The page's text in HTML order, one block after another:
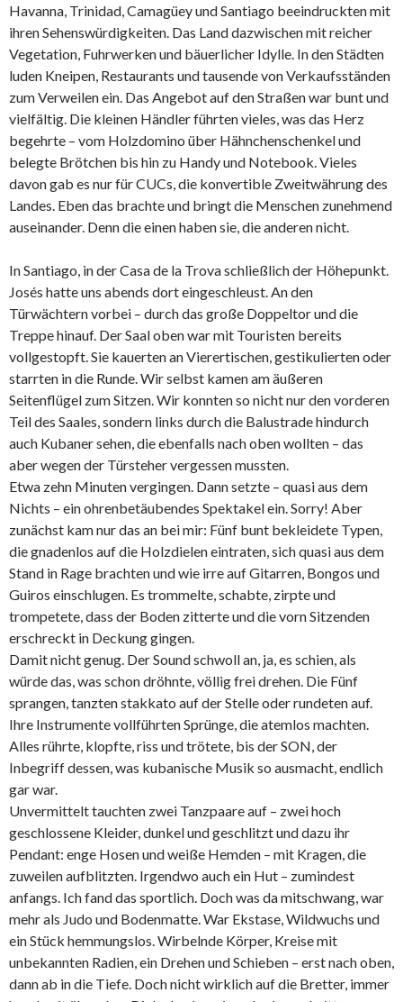
Havanna, Trinidad, Camagüey und Santiago beeindruckten mit
ihren Sehenswürdigkeiten. Das Land dazwischen mit reicher
Vegetation, Fuhrwerken und bäuerlicher Idylle. In den Städten
luden Kneipen, Restaurants und tausende von Verkaufsständen
zum Verweilen ein. Das Angebot auf den Straßen war bunt und
vielfältig. Die kleinen Händler führten vieles, was das Herz
begehrte – vom Holzdomino über Hähnchenschenkel und
belegte Brötchen bis hin zu Handy und Notebook. Vieles
davon gab es nur für CUCs, die konvertible Zweitwährung des
Landes. Eben das brachte und bringt die Menschen zunehmend
auseinander. Denn die einen haben sie, die anderen nicht.
In Santiago, in der Casa de la Trova schließlich der Höhepunkt.
Josés hatte uns abends dort eingeschleust. An den
Türwächtern vorbei – durch das große Doppeltor und die
Treppe hinauf. Der Saal oben war mit Touristen bereits
vollgestopft. Sie kauerten an Vierertischen, gestikulierten oder
starrten in die Runde. Wir selbst kamen am äußeren
Seitenflügel zum Sitzen. Wir konnten so nicht nur den vorderen
Teil des Saales, sondern links durch die Balustrade hindurch
auch Kubaner sehen, die ebenfalls nach oben wollten – das
aber wegen der Türsteher vergessen mussten.
Etwa zehn Minuten vergingen. Dann setzte – quasi aus dem
Nichts – ein ohrenbetäubendes Spektakel ein. Sorry! Aber
zunächst kam nur das an bei mir: Fünf bunt bekleidete Typen,
die gnadenlos auf die Holzdielen eintraten, sich quasi aus dem
Stand in Rage brachten und wie irre auf Gitarren, Bongos und
Guiros einschlugen. Es trommelte, schabte, zirpte und
trompetete, dass der Boden zitterte und die vorn Sitzenden
erschreckt in Deckung gingen.
Damit nicht genug. Der Sound schwoll an, ja, es schien, als
würde das, was schon dröhnte, völlig frei drehen. Die Fünf
sprangen, tanzten stakkato auf der Stelle oder rundeten auf.
Ihre Instrumente vollführten Sprünge, die atemlos machten.
Alles rührte, klopfte, riss und trötete, bis der SON, der
Inbegriff dessen, was kubanische Musik so ausmacht, endlich
gar war.
Unvermittelt tauchten zwei Tanzpaare auf – zwei hoch
geschlossene Kleider, dunkel und geschlitzt und dazu ihr
Pendant: enge Hosen und weiße Hemden – mit Kragen, die
zuweilen aufblitzten. Irgendwo auch ein Hut – zumindest
anfangs. Ich fand das sportlich. Doch was da mitschwang, war
mehr als Judo und Bodenmatte. War Ekstase, Wildwuchs und
ein Stück hemmungslos. Wirbelnde Körper, Kreise mit
unbekannten Radien, ein Drehen und Schieben – erst nach oben,
dann ab in die Tiefe. Doch nicht wirklich auf die Bretter, immer